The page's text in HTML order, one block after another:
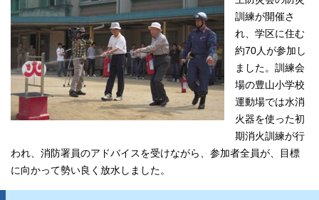
訓練が開催さ
れ、学区に住む
約70人が参加し
ました。訓練会
場の豊山小学校
運動場では水消
火器を使った初
期消火訓練が行
われ、消防署員のアドバイスを受けながら、参加者全員が、目標
に向かって勢い良く放水しました。